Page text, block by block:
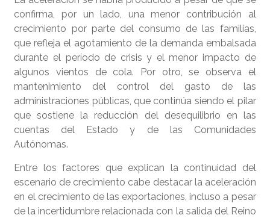
confirma, por un lado, una menor contribución al
crecimiento por parte del consumo de las familias,
que refleja el agotamiento de la demanda embalsada
durante el período de crisis y el menor impacto de
algunos vientos de cola. Por otro, se observa el
mantenimiento del control del gasto de las
administraciones públicas, que continúa siendo el pilar
que sostiene la reducción del desequilibrio en las
cuentas del Estado y de las Comunidades
Autónomas.
Entre los factores que explican la continuidad del
escenario de crecimiento cabe destacar la aceleración
en el crecimiento de las exportaciones, incluso a pesar
de la incertidumbre relacionada con la salida del Reino